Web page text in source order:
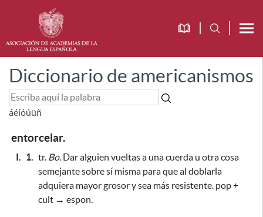
Diccionario de americanismos
áéíóúüñ
entorcelar.
I. 1. tr. Bo. Dar alguien vueltas a una cuerda u otra cosa
semejante sobre sí misma para que al doblarla
adquiera mayor grosor y sea más resistente. pop +
cult → espon.